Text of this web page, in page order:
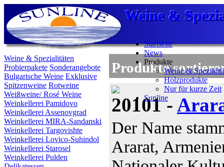
Startseite
News
Produkte
Weine &
Holzprodukte
Nur für kurze Zeit
Sunline
Weine &
Weine &
Weine &
Weine & Spezialitäten
Probierpakete Sonderangebote
Bulgarische Weine Exklusive
Spitzenweine Rotweine
Weißweine/ Rosé Weine
Weinkellerei Pamidovo
Weinkellerei Assenovgrad
Weinkellerei MIRA-Sandanski
Weinkellerei Targovishte
Weinkellerei Lovico-Suhindol
Weinkellerei Starosel
Weinkellerei Pulden
Produkte
20101 -
Der Name
Ararat,